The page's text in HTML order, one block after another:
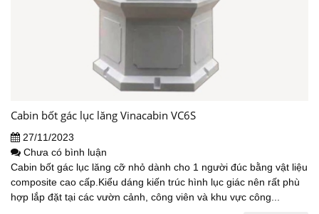
Cabin bốt gác lục lăng Vinacabin VC6S
27/11/2023
Chưa có bình luận
Cabin bốt gác lục lăng cỡ nhỏ dành cho 1 người đúc bằng vật liệu
composite cao cấp.Kiểu dáng kiến trúc hình lục giác nên rất phù
hợp lắp đặt tại các vườn cảnh, công viên và khu vực công...